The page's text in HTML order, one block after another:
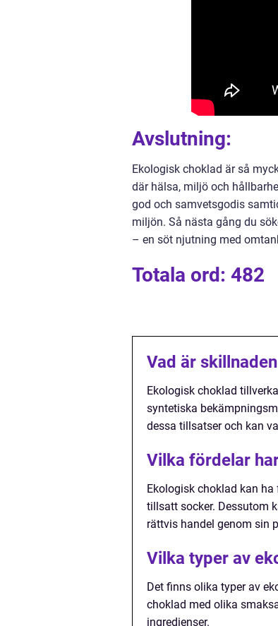
Avslutning:
Ekologisk choklad är så
där hälsa, miljö och
god och samvetsgodis
miljön. Så nästa gång du
– en söt njutning med
Totala ord: 482
Vad är
Ekologisk choklad
syntetiska
dessa tillsatser och kan
Vilka fördelar
Ekologisk choklad kan
tillsatt socker. Dessutom
rättvis handel genom sin
Vilka typer av
Det finns olika typer av
choklad med olika
ingredienser.